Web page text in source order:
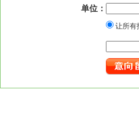
单位：
让所有